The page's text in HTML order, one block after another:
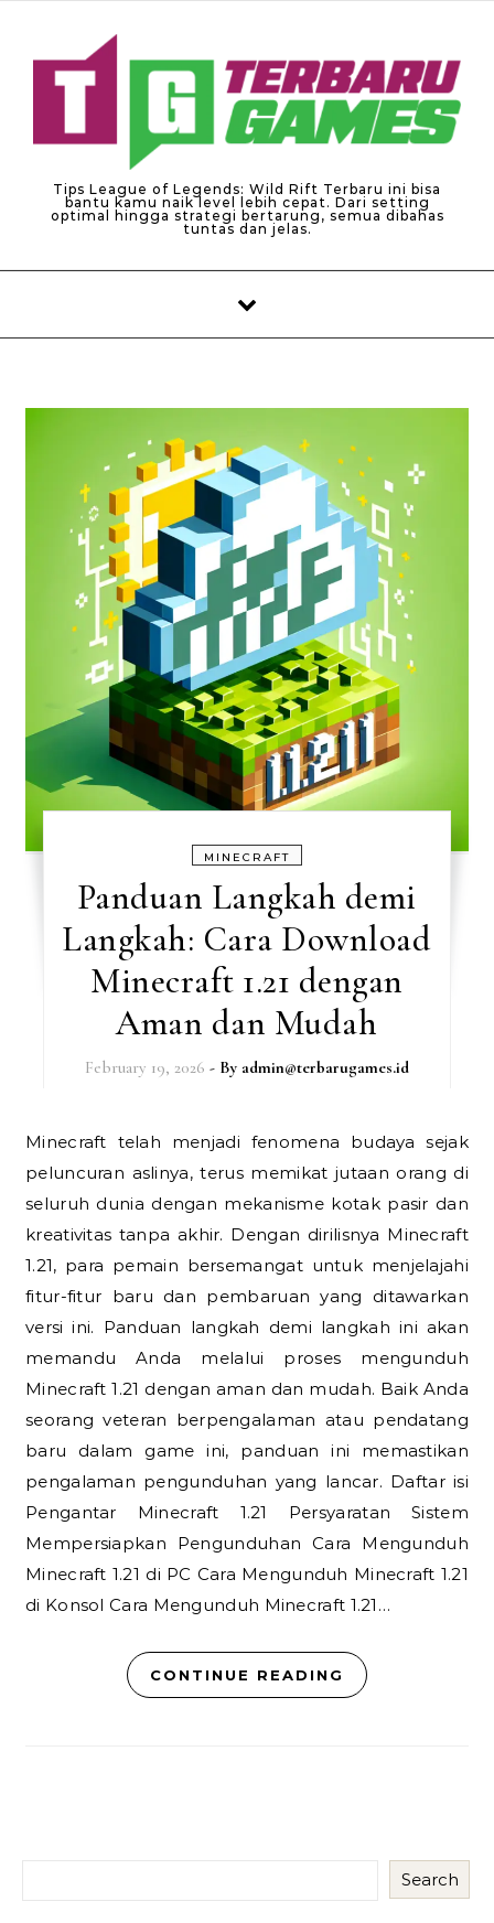
Skip to content
Tips League of Legends: Wild Rift Terbaru ini bisa
bantu kamu naik level lebih cepat. Dari setting
optimal hingga strategi bertarung, semua dibahas
tuntas dan jelas.
MINECRAFT
Panduan Langkah demi
Langkah: Cara Download
Minecraft 1.21 dengan
Aman dan Mudah
February 19, 2026 - By admin@terbarugames.id
Minecraft telah menjadi fenomena budaya sejak
peluncuran aslinya, terus memikat jutaan orang di
seluruh dunia dengan mekanisme kotak pasir dan
kreativitas tanpa akhir. Dengan dirilisnya Minecraft
1.21, para pemain bersemangat untuk menjelajahi
fitur-fitur baru dan pembaruan yang ditawarkan
versi ini. Panduan langkah demi langkah ini akan
memandu Anda melalui proses mengunduh
Minecraft 1.21 dengan aman dan mudah. Baik Anda
seorang veteran berpengalaman atau pendatang
baru dalam game ini, panduan ini memastikan
pengalaman pengunduhan yang lancar. Daftar isi
Pengantar Minecraft 1.21 Persyaratan Sistem
Mempersiapkan Pengunduhan Cara Mengunduh
Minecraft 1.21 di PC Cara Mengunduh Minecraft 1.21
di Konsol Cara Mengunduh Minecraft 1.21…
CONTINUE READING
Search